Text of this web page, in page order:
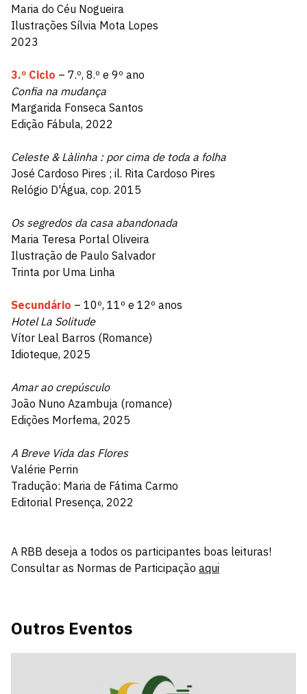
Maria do Céu Nogueira
Ilustrações Sílvia Mota Lopes
2023
3.º Ciclo – 7.º, 8.º e 9º ano
Confia na mudança
Margarida Fonseca Santos
Edição Fábula, 2022
Celeste & Làlinha : por cima de toda a folha
José Cardoso Pires ; il. Rita Cardoso Pires
Relógio D'Água, cop. 2015
Os segredos da casa abandonada
Maria Teresa Portal Oliveira
Ilustração de Paulo Salvador
Trinta por Uma Linha
Secundário – 10º, 11º e 12º anos
Hotel La Solitude
Vítor Leal Barros (Romance)
Idioteque, 2025
Amar ao crepúsculo
João Nuno Azambuja (romance)
Edições Morfema, 2025
A Breve Vida das Flores
Valérie Perrin
Tradução: Maria de Fátima Carmo
Editorial Presença, 2022
A RBB deseja a todos os participantes boas leituras!
Consultar as Normas de Participação aqui
Outros Eventos